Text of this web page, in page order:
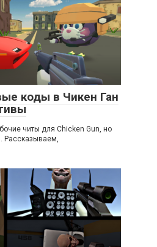
коды в Чикен Ган
читы для Chicken Gun, но
Рассказываем,